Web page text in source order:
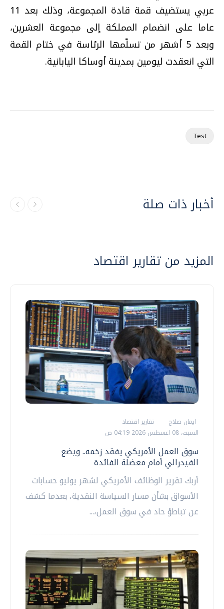
عربي يستضيف قمة قادة المجموعة، وذلك بعد 11
عاما على انضمام المملكة إلى مجموعة العشرين،
وبعد 5 أشهر من تسلّمها الرئاسة في ختام القمة
التي انعقدت ليومين بمدينة أوساكا اليابانية.
Test
أخبار ذات صلة
المزيد من تقارير اقتصاد
ايمان صلاح
تقارير اقتصاد
السبت، 08 اغسطس 2026 04:19 ص
سوق العمل الأمريكي يفقد زخمه.. ويضع
الفيدرالي أمام معضلة الفائدة
أربك تقرير الوظائف الأمريكي لشهر يوليو حسابات
الأسواق بشأن مسار السياسة النقدية، بعدما كشف
عن تباطؤ حاد في سوق العمل،...